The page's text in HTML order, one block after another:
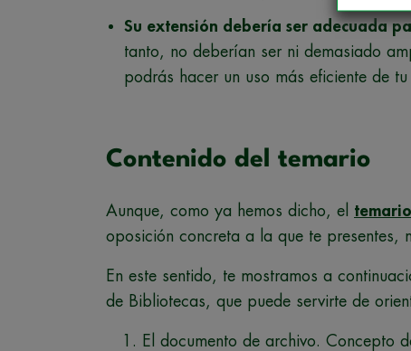
Su extensión debería ser adecuada
tanto, no deberían ser ni demasiado
podrás hacer un uso más eficiente de
Contenido del temario
Aunque, como ya hemos dicho, el
oposición concreta a la que te presentes,
En este sentido, te mostramos a
de Bibliotecas, que puede servirte de
El documento de archivo. Concepto